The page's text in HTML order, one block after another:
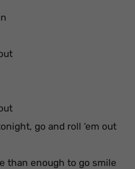
go and roll ‘em out
than enough to go smile